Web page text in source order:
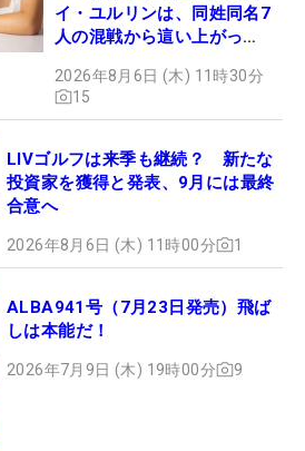
イ・ユルリンは、同姓同名7
人の混戦から這い上がっ
2026年8月6日 (木) 11時30分
15
LIVゴルフは来季も継続？ 新たな
投資家を獲得と発表、9月には最終
合意へ
2026年8月6日 (木) 11時00分 1
ALBA941号（7月23日発売）飛ば
しは本能だ！
2026年7月9日 (木) 19時00分 9